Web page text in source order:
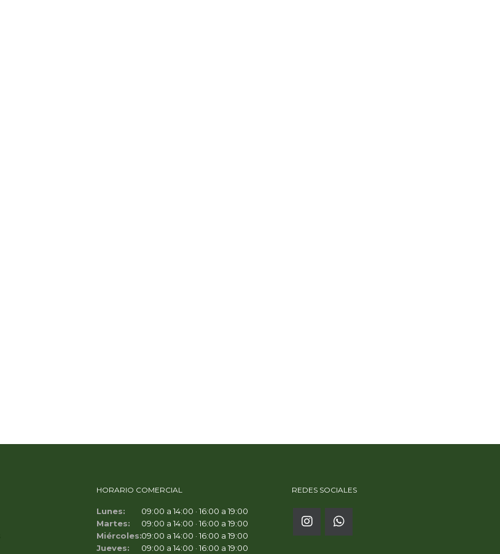
HORARIO COMERCIAL
Lunes:
09:00 a 14:00 · 16:00 a 19:00
Martes:
09:00 a 14:00 · 16:00 a 19:00
Miércoles:09:00 a 14:00 · 16:00 a 19:00
Jueves:
09:00 a 14:00 · 16:00 a 19:00
REDES SOCIALES